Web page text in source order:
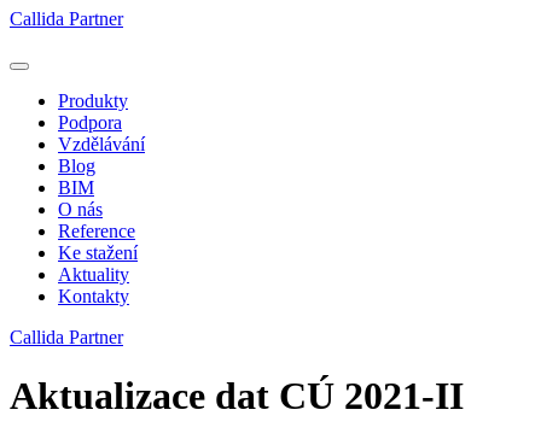
Callida Partner
Produkty
Podpora
Vzdělávání
Blog
BIM
O nás
Reference
Ke stažení
Aktuality
Kontakty
Callida Partner
Aktualizace dat CÚ 2021-II